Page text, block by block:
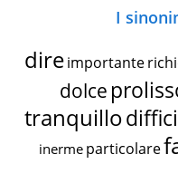
I
dire importante
dolce
tranquillo
inerme particolare